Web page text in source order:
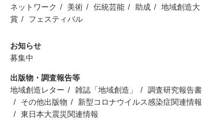
ネットワーク
美術 伝統芸能 助成
地域創造大
賞
フェスティバル
お知らせ
募集中
出版物・調査報告等
地域創造レター
雑誌「地域創造」
調査研究報告書
その他出版物
新型コロナウイルス感染症関連情報
東日本大震災関連情報